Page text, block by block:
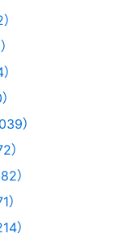
）
）
）
）